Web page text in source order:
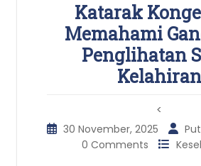
Katarak
Memahami
Penglihatan
Kelahiran
<
30 November, 2025
0 Comments